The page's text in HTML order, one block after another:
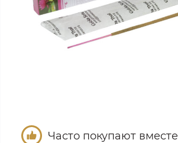
Часто покупают вместе